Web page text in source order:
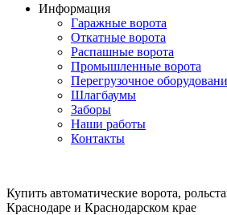
Информация
Гаражные ворота
Откатные ворота
Распашные ворота
Промышленные ворота
Перегрузочное
Шлагбаумы
Заборы
Наши работы
Контакты
Купить автоматические ворота,
Краснодаре и Краснодарском крае